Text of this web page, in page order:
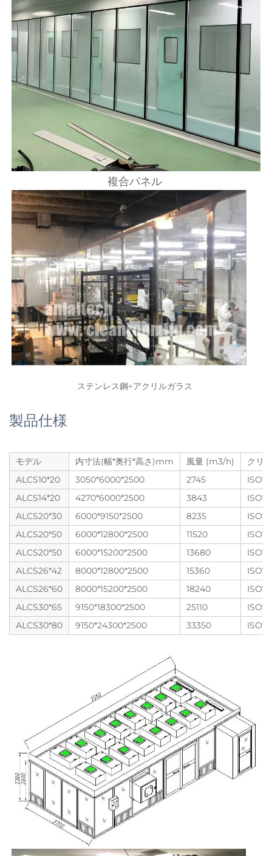
複合パネル
ステンレス鋼+アクリルガラス
製品仕様
モデル 内寸法(幅*奥行*高さ)mm 風量 (m3/h)
クリ
ALCS10*20
3050*6000*2500 2745
ISO7
ALCS14*20
4270*6000*2500 3843
ISO7
ALCS20*30
6000*9150*2500 8235
ISO7
ALCS20*50
6000*12800*2500 11520
ISO7
ALCS20*50
6000*15200*2500 13680
ISO7
ALCS26*42
8000*12800*2500 15360
ISO7
ALCS26*60
8000*15200*2500 18240
ISO7
ALCS30*65
9150*18300*2500 25110
ISO7
ALCS30*80
9150*24300*2500 33350 ISO7